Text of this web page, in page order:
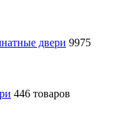
двери 9975
446 товаров